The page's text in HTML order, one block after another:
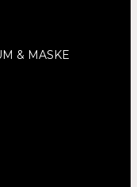
& MASKE